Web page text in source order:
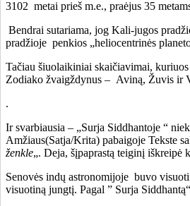
3102 metai prieš m.e., praėjus 35
Bendrai sutariama, jog Kali-jugos
pradžioje penkios „heliocentrinės
Tačiau šiuolaikiniai skaičiavimai,
Zodiako žvaigždynus – Aviną, Žuvis ir
.
Ir svarbiausia – „Surja Siddhantoje “
Amžiaus(Satja/Krita) pabaigoje Tekste
ženkle„. Deja, šįpaprastą teiginį
Senovės indų astronomijoje buvo
visuotiną jungtį. Pagal ” Surja